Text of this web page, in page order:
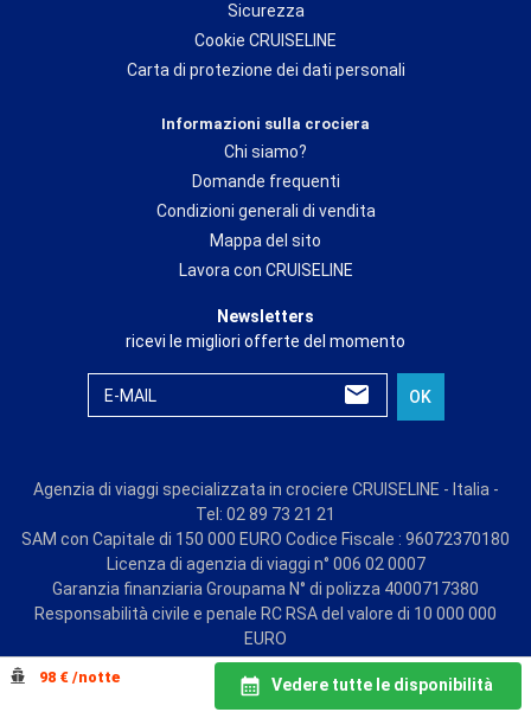
98 € /notte Vedere tutte le disponibilità
Sicurezza
Cookie CRUISELINE
Carta di protezione dei dati personali
Informazioni sulla crociera
Chi siamo?
Domande frequenti
Condizioni generali di vendita
Mappa del sito
Lavora con CRUISELINE
Newsletters
ricevi le migliori offerte del momento
E-MAIL OK
Agenzia di viaggi specializzata in crociere CRUISELINE - Italia -
Tel: 02 89 73 21 21
SAM con Capitale di 150 000 EURO Codice Fiscale : 96072370180
Licenza di agenzia di viaggi n° 006 02 0007
Garanzia finanziaria Groupama N° di polizza 4000717380
Responsabilità civile e penale RC RSA del valore di 10 000 000
EURO
© CRUISE LINE 2026 - all rights reserved